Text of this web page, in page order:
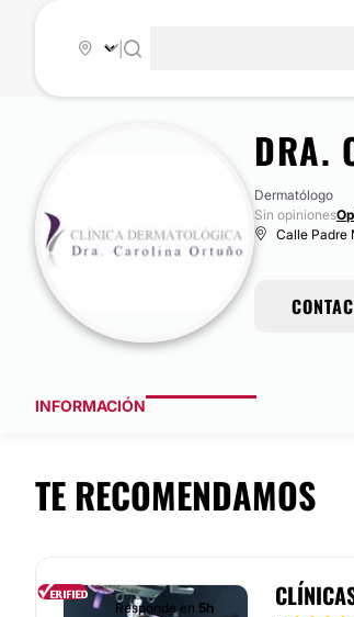
DRA.
Dermatólogo
Sin opiniones
Calle Padre
INFORMACIÓN
TE RECOMENDAMOS
Responde en 5h